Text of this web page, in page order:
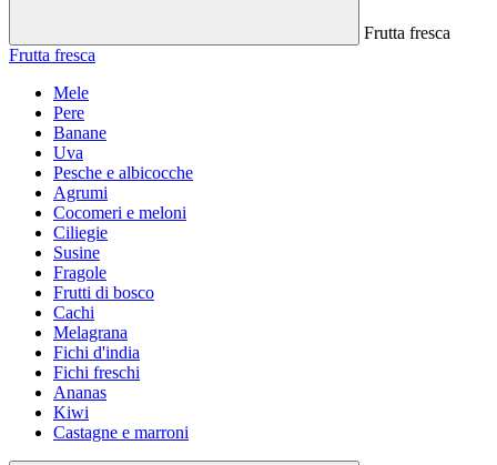
Frutta fresca
Frutta fresca
Mele
Pere
Banane
Uva
Pesche e albicocche
Agrumi
Cocomeri e meloni
Ciliegie
Susine
Fragole
Frutti di bosco
Cachi
Melagrana
Fichi d'india
Fichi freschi
Ananas
Kiwi
Castagne e marroni